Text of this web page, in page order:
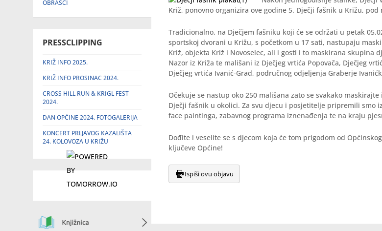
OBRASCI
PRESSCLIPPING
KRIŽ INFO 2025.
KRIŽ INFO PROSINAC 2024.
CROSS HILL RUN & KRIGL FEST
2024.
DAN OPĆINE 2024. FOTOGALERIJA
KONCERT PRLJAVOG KAZALIŠTA
24. KOLOVOZA U KRIŽU
Križ, ponovno organizira ove godine 5. Dječji fašnik u Križu, pod
Tradicionalno, na Dječjem fašniku koji će se održati u petak
sportskoj dvorani u Križu, s početkom u 17 sati, nastupaju
Križ, objekta Križ i Novoselec, ali i gosti i to maskirana skupina
Nazor iz Križa te mališani iz Dječjeg vrtića Popovača, Dječjeg
Dječjeg vrtića Ivanić-Grad, područnog odjeljenja Graberje
Očekuje se nastup oko 250 mališana zato se svakako
Dječji fašnik u okolici. Za svu djecu i posjetitelje pripremili smo
face paintinga, zabavnog programa iznenađenja te na kraju
Dođite i veselite se s djecom koja će tom prigodom od
ključeve Općine!
Ispiši ovu objavu